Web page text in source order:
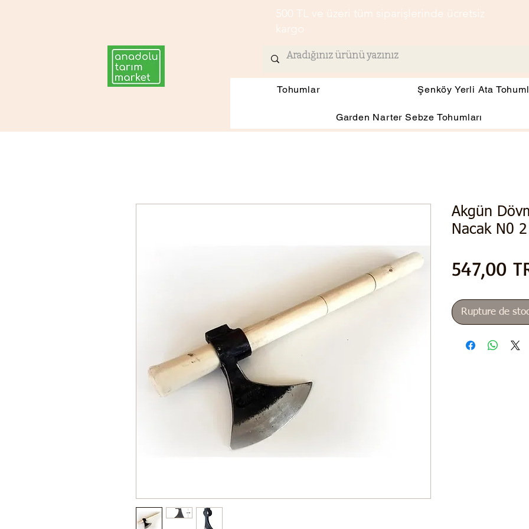
500 TL ve üzeri tüm siparişlerinde ücretsiz
kargo
Tohumlar Şenköy Yerli Ata
Garden Narter Sebze Tohumları
Akgün
Nacak N0 2
547,00
Rupture de